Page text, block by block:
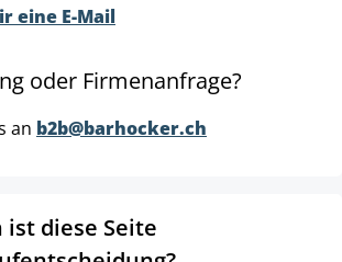
eine E-Mail
oder Firmenanfrage?
an b2b@barhocker.ch
diese Seite